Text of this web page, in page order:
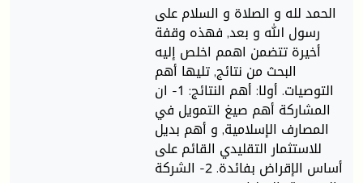
الحمد لله و الصلاة و السلام على
رسول الله و بعد, فهذه وقفة
أخيرة تتضمن اهمم اخلص إليه
البحث من نتائج, تليها أهم
التوصيات. أولا: أهم النتائج: 1- ان
المشاركة أهم صيغ التمويل في
المصارف الإسلامية, و أهم بديل
للاستثمار التقليدي القائم على
أساس الإقراض بفائدة. 2- الشركة